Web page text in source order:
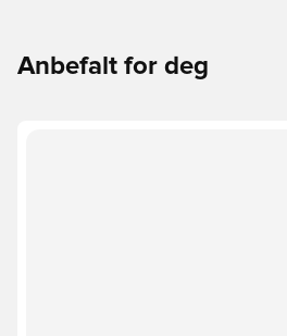
Anbefalt for deg